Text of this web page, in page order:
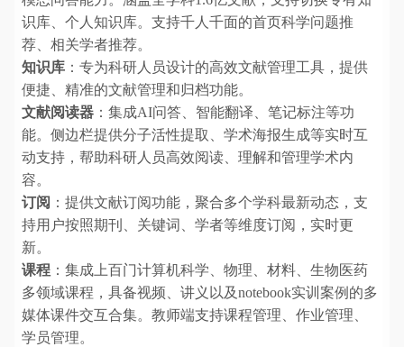
识库、个人知识库。支持千人千面的首页科学问题推
荐、相关学者推荐。
知识库 ：专为科研人员设计的高效文献管理工具，提供
便捷、精准的文献管理和归档功能。
文献阅读器 ：集成AI问答、智能翻译、笔记标注等功
能。侧边栏提供分子活性提取、学术海报生成等实时互
动支持，帮助科研人员高效阅读、理解和管理学术内
容。
订阅 ：提供文献订阅功能，聚合多个学科最新动态，支
持用户按照期刊、关键词、学者等维度订阅，实时更
新。
课程 ：集成上百门计算机科学、物理、材料、生物医药
多领域课程，具备视频、讲义以及notebook实训案例的多
媒体课件交互合集。教师端支持课程管理、作业管理、
学员管理。